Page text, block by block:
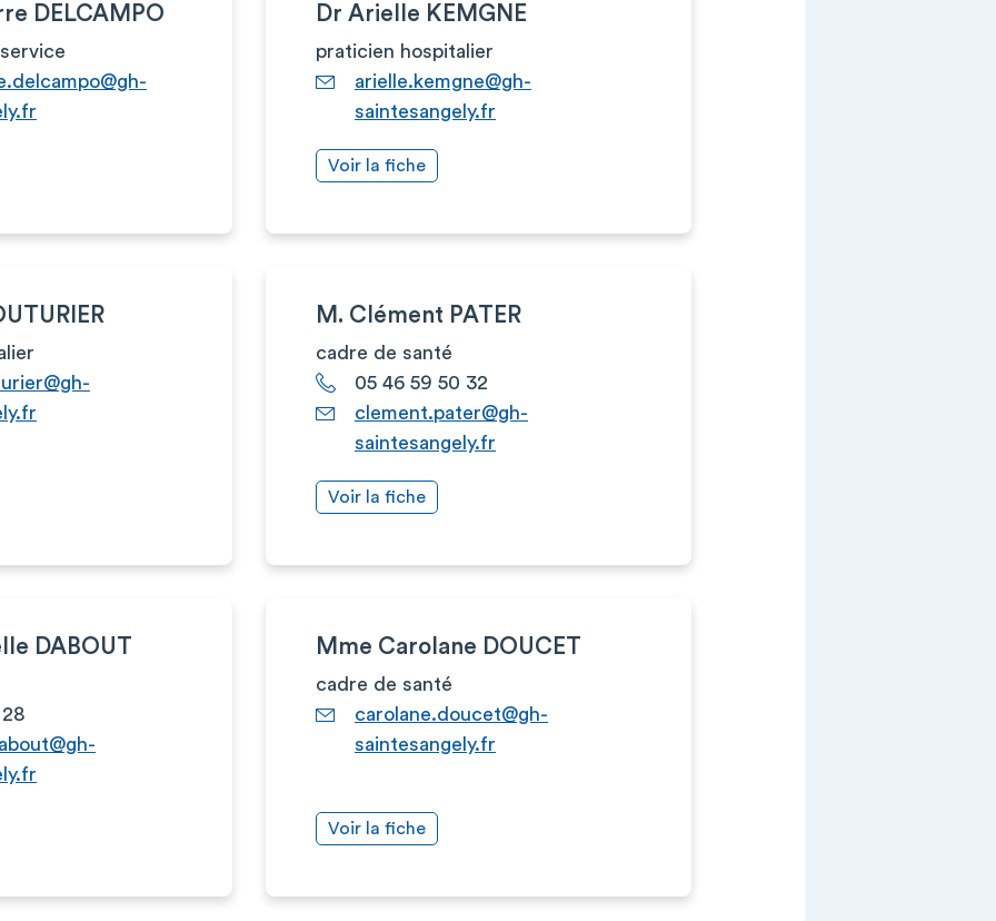
DELCAMPO Dr Arielle KEMGNE
praticien hospitalier
arielle.kemgne@gh-
saintesangely.fr
Voir la fiche
M. Clément PATER
cadre de santé
05 46 59 50 32
clement.pater@gh-
saintesangely.fr
Voir la fiche
DABOUT Mme Carolane DOUCET
cadre de santé
carolane.doucet@gh-
saintesangely.fr
Voir la fiche